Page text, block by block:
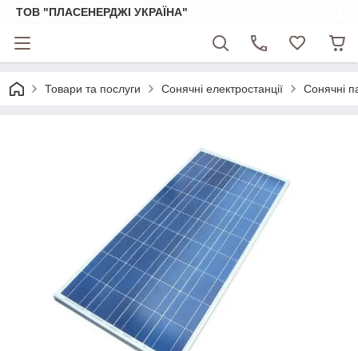
ТОВ "ПЛАСЕНЕРДЖІ УКРАЇНА"
Товари та послуги Сонячні електростанції Сонячні